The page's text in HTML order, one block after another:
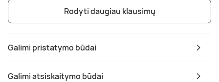
Galimi pristatymo būdai
Galimi atsiskaitymo būdai
Rodyti daugiau klausimų